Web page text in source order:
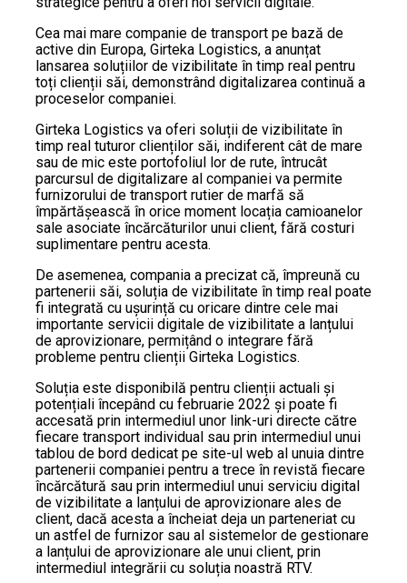
Cea mai mare companie de transport pe bază de
active din Europa, Girteka Logistics, a anunțat
lansarea soluțiilor de vizibilitate în timp real pentru
toți clienții săi, demonstrând digitalizarea continuă a
proceselor companiei.
Girteka Logistics va oferi soluții de vizibilitate în
timp real tuturor clienților săi, indiferent cât de mare
sau de mic este portofoliul lor de rute, întrucât
parcursul de digitalizare al companiei va permite
furnizorului de transport rutier de marfă să
împărtășească în orice moment locația camioanelor
sale asociate încărcăturilor unui client, fără costuri
suplimentare pentru acesta.
De asemenea, compania a precizat că, împreună cu
partenerii săi, soluția de vizibilitate în timp real poate
fi integrată cu ușurință cu oricare dintre cele mai
importante servicii digitale de vizibilitate a lanțului
de aprovizionare, permițând o integrare fără
probleme pentru clienții Girteka Logistics.
Soluția este disponibilă pentru clienții actuali și
potențiali începând cu februarie 2022 și poate fi
accesată prin intermediul unor link-uri directe către
fiecare transport individual sau prin intermediul unui
tablou de bord dedicat pe site-ul web al unuia dintre
partenerii companiei pentru a trece în revistă fiecare
încărcătură sau prin intermediul unui serviciu digital
de vizibilitate a lanțului de aprovizionare ales de
client, dacă acesta a încheiat deja un parteneriat cu
un astfel de furnizor sau al sistemelor de gestionare
a lanțului de aprovizionare ale unui client, prin
intermediul integrării cu soluția noastră RTV.